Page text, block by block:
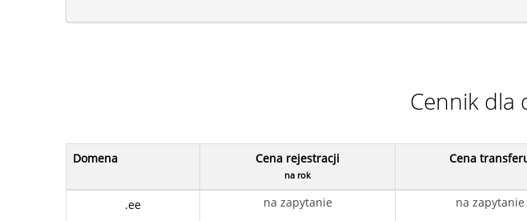
Cennik dla
Domena Cena rejestracji
na rok
Cena
.ee na zapytanie na zapytanie